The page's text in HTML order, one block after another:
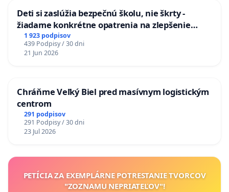
Deti si zaslúžia bezpečnú školu, nie škrty -
žiadame konkrétne opatrenia na zlepšenie
situácie v školstve
1 923 podpisov
439 Podpisy / 30 dni
21 Jun 2026
Chráňme Veľký Biel pred masívnym logistickým
centrom
291 podpisov
291 Podpisy / 30 dni
23 Jul 2026
PETÍCIA ZA EXEMPLÁRNE POTRESTANIE TVORCOV
"ZOZNAMU NEPRIATEĽOV"!